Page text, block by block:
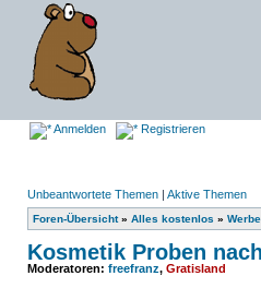
Anmelden Registrieren
Unbeantwortete Themen | Aktive Themen
Foren-Übersicht» Alles kostenlos »
Kosmetik Proben
Moderatoren: freefranz, Gratisland